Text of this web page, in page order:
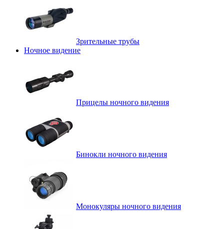
Зрительные трубы
Ночное видение
Прицелы ночного видения
Бинокли ночного видения
Монокуляры ночного видения